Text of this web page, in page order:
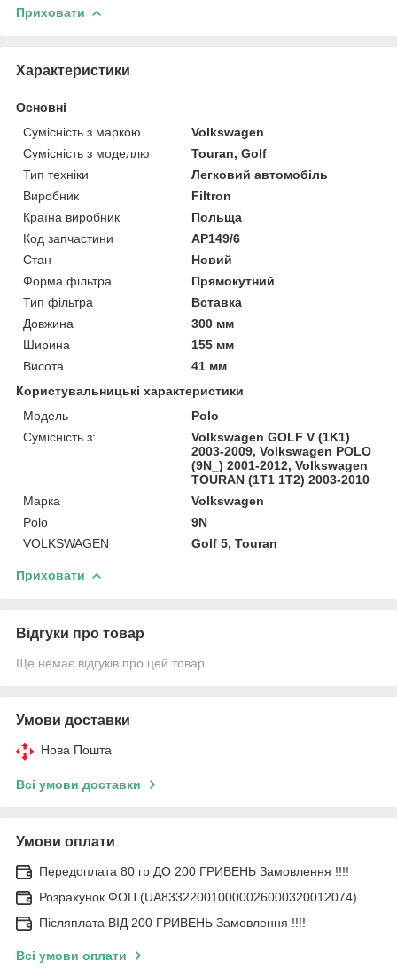
Приховати
Характеристики
Основні
Сумісність з маркою
Volkswagen
Сумісність з моделлю
Touran, Golf
Тип техніки
Легковий автомобіль
Виробник
Filtron
Країна виробник
Польща
Код запчастини
AP149/6
Стан
Новий
Форма фільтра
Прямокутний
Тип фільтра
Вставка
Довжина
300 мм
Ширина
155 мм
Висота
41 мм
Користувальницькі характеристики
Модель
Polo
Сумісність з:
Volkswagen GOLF V (1K1)
2003-2009, Volkswagen POLO
(9N_) 2001-2012, Volkswagen
TOURAN (1T1 1T2) 2003-2010
Марка
Volkswagen
Polo
9N
VOLKSWAGEN
Golf 5, Touran
Приховати
Відгуки про товар
Ще немає відгуків про цей товар
Умови доставки
Нова Пошта
Всі умови доставки
Умови оплати
Передоплата 80 гр ДО 200 ГРИВЕНЬ Замовлення !!!!
Розрахунок ФОП (UA833220010000026000320012074)
Післяплата ВІД 200 ГРИВЕНЬ Замовлення !!!!
Всі умови оплати